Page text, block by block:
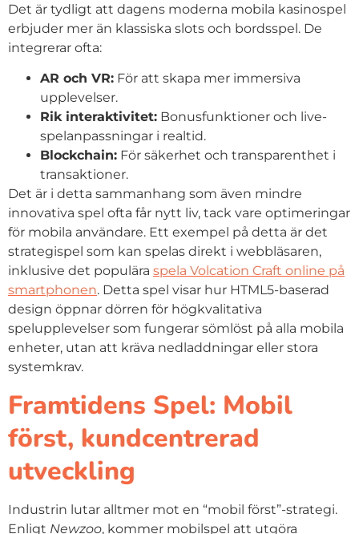
Det är tydligt att dagens moderna mobila kasinospel
erbjuder mer än klassiska slots och bordsspel. De
integrerar ofta:
AR och VR: För att skapa mer immersiva
upplevelser.
Rik interaktivitet: Bonusfunktioner och live-
spelanpassningar i realtid.
Blockchain: För säkerhet och transparenthet i
transaktioner.
Det är i detta sammanhang som även mindre
innovativa spel ofta får nytt liv, tack vare optimeringar
för mobila användare. Ett exempel på detta är det
strategispel som kan spelas direkt i webbläsaren,
inklusive det populära spela Volcation Craft online på
smartphonen. Detta spel visar hur HTML5-baserad
design öppnar dörren för högkvalitativa
spelupplevelser som fungerar sömlöst på alla mobila
enheter, utan att kräva nedladdningar eller stora
systemkrav.
Framtidens Spel: Mobil
först, kundcentrerad
utveckling
Industrin lutar alltmer mot en “mobil först”-strategi.
Enligt Newzoo, kommer mobilspel att utgöra